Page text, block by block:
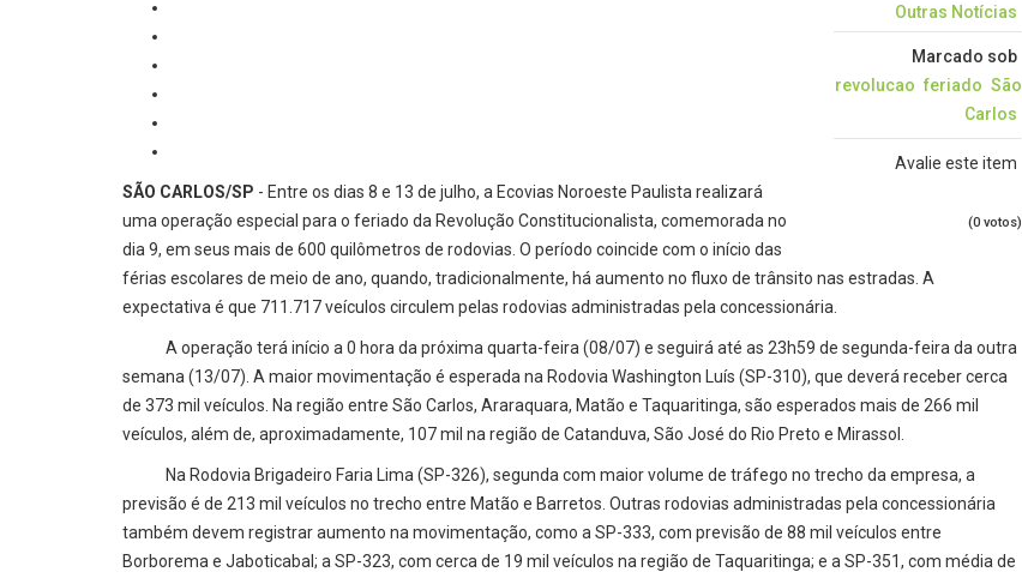
Outras Notícias
Marcado sob
revolucao feriado São
Carlos
Avalie este item
(0 votos)
SÃO CARLOS/SP - Entre os dias 8 e 13 de julho, a Ecovias Noroeste Paulista realizará
uma operação especial para o feriado da Revolução Constitucionalista, comemorada no
dia 9, em seus mais de 600 quilômetros de rodovias. O período coincide com o início das
férias escolares de meio de ano, quando, tradicionalmente, há aumento no fluxo de trânsito nas estradas. A
expectativa é que 711.717 veículos circulem pelas rodovias administradas pela concessionária.
A operação terá início a 0 hora da próxima quarta-feira (08/07) e seguirá até as 23h59 de segunda-feira da outra
semana (13/07). A maior movimentação é esperada na Rodovia Washington Luís (SP-310), que deverá receber cerca
de 373 mil veículos. Na região entre São Carlos, Araraquara, Matão e Taquaritinga, são esperados mais de 266 mil
veículos, além de, aproximadamente, 107 mil na região de Catanduva, São José do Rio Preto e Mirassol.
Na Rodovia Brigadeiro Faria Lima (SP-326), segunda com maior volume de tráfego no trecho da empresa, a
previsão é de 213 mil veículos no trecho entre Matão e Barretos. Outras rodovias administradas pela concessionária
também devem registrar aumento na movimentação, como a SP-333, com previsão de 88 mil veículos entre
Borborema e Jaboticabal; a SP-323, com cerca de 19 mil veículos na região de Taquaritinga; e a SP-351, com média de